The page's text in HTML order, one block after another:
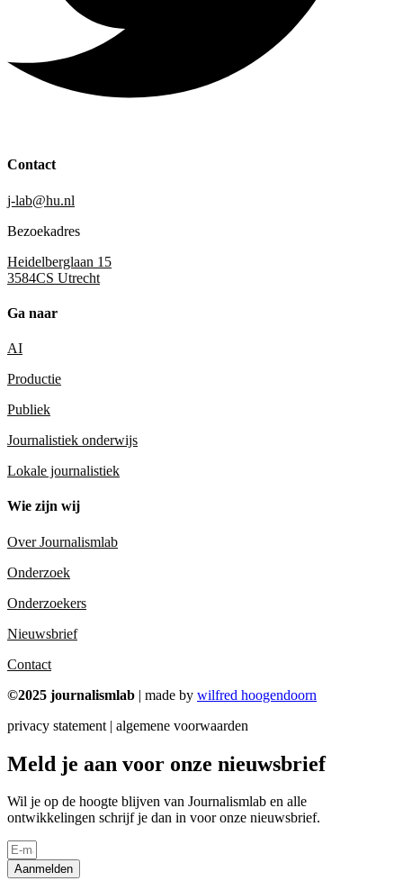
Contact
j-lab@hu.nl
Bezoekadres
Heidelberglaan 15
3584CS Utrecht
Ga naar
AI
Productie
Publiek
Journalistiek onderwijs
Lokale journalistiek
Wie zijn wij
Over Journalismlab
Onderzoek
Onderzoekers
Nieuwsbrief
Contact
©2025 journalismlab | made by wilfred hoogendoorn
privacy statement | algemene voorwaarden
Meld je aan voor onze nieuwsbrief
Wil je op de hoogte blijven van Journalismlab en alle
ontwikkelingen schrijf je dan in voor onze nieuwsbrief.
Aanmelden